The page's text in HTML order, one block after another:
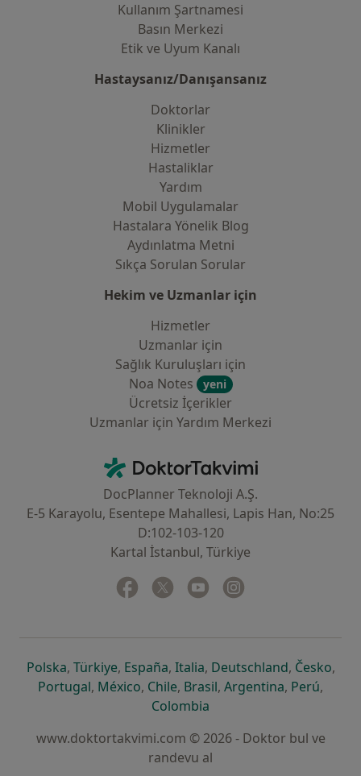
Kullanım Şartnamesi
Basın Merkezi
Etik ve Uyum Kanalı
Hastaysanız/Danışansanız
Doktorlar
Klinikler
Hizmetler
Hastaliklar
Yardım
Mobil Uygulamalar
Hastalara Yönelik Blog
Aydınlatma Metni
Sıkça Sorulan Sorular
Hekim ve Uzmanlar için
Hizmetler
Uzmanlar için
Sağlık Kuruluşları için
Noa Notes
yeni
Ücretsiz İçerikler
Uzmanlar için Yardım Merkezi
DoktorTakvimi - Ana Sayfa
DocPlanner Teknoloji A.Ş.
E-5 Karayolu, Esentepe Mahallesi, Lapis Han, No:25
D:102-103-120
Kartal İstanbul, Türkiye
Facebook
yeni bir sekmede açılır
Twitter
yeni bir sekmede açılır
Youtube
yeni bir sekmede açılır
Polskayeni bir sekmede açılır
, Türkiyeyeni bir sekmede açılır
, Españayeni bir sekmede açılır
, Italiayeni bir sekmede açılır
, Deutschlandyeni bir
, Českoyeni
,
Portugalyeni bir sekmede açılır
, Méxicoyeni bir sekmede açılır
, Chileyeni bir sekmede açılır
, Brasilyeni bir sekmede açılır
, Argentinayeni bir
, Perúyeni
,
Colombia
www.doktortakvimi.com © 2026 - Doktor bul ve
randevu al